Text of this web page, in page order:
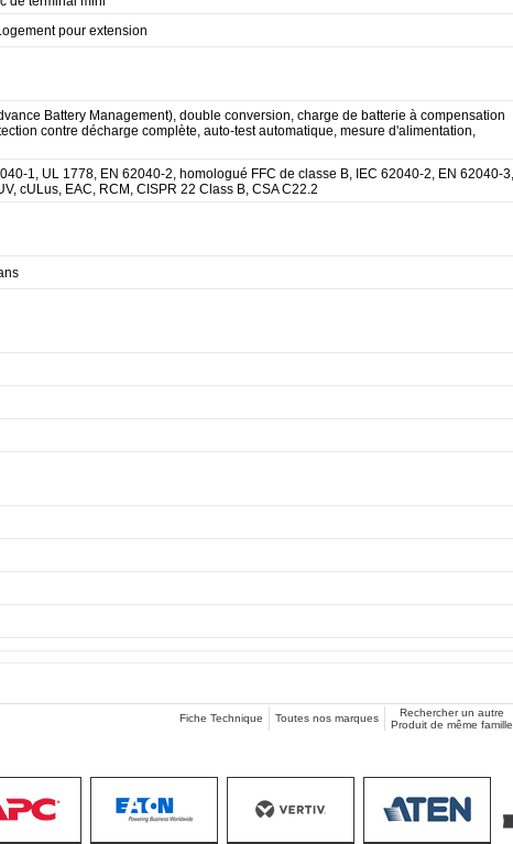
pour extension
Battery Management), double conversion, charge de batterie à compensation
contre décharge complète, auto-test automatique, mesure d'alimentation,
1, UL 1778, EN 62040-2, homologué FFC de classe B, IEC 62040-2, EN 62040-3,
cULus, EAC, RCM, CISPR 22 Class B, CSA C22.2
Fiche Technique Toutes nos marques
Rechercher un autre
Produit de même famille